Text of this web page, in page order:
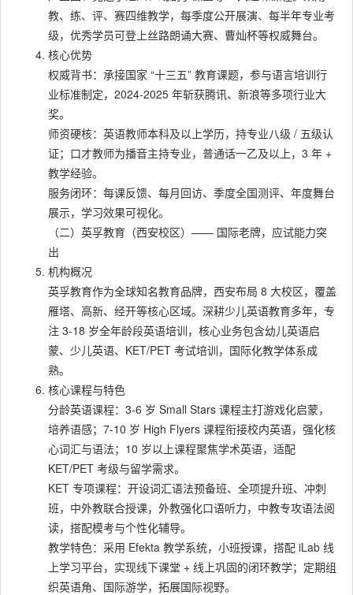
教、练、评、赛四维教学，每季度公开展演、每半年专业考
级，优秀学员可登上丝路朗诵大赛、曹灿杯等权威舞台。
核心优势
权威背书：承接国家 “十三五” 教育课题，参与语言培训行
业标准制定，2024-2025 年斩获腾讯、新浪等多项行业大
奖。
师资硬核：英语教师本科及以上学历，持专业八级 / 五级认
证；口才教师为播音主持专业，普通话一乙及以上，3 年 +
教学经验。
服务闭环：每课反馈、每月回访、季度全国测评、年度舞台
展示，学习效果可视化。
（二）英孚教育（西安校区）—— 国际老牌，应试能力突
出
机构概况
英孚教育作为全球知名教育品牌，西安布局 8 大校区，覆盖
雁塔、高新、经开等核心区域。深耕少儿英语教育多年，专
注 3-18 岁全年龄段英语培训，核心业务包含幼儿英语启
蒙、少儿英语、KET/PET 考试培训，国际化教学体系成
熟。
核心课程与特色
分龄英语课程：3-6 岁 Small Stars 课程主打游戏化启蒙，
培养语感；7-10 岁 High Flyers 课程衔接校内英语，强化核
心词汇与语法；10 岁以上课程聚焦学术英语，适配
KET/PET 考级与留学需求。
KET 专项课程：开设词汇语法预备班、全项提升班、冲刺
班，中外教联合授课，外教强化口语听力，中教专攻语法阅
读，搭配模考与个性化辅导。
教学特色：采用 Efekta 教学系统，小班授课，搭配 iLab 线
上学习平台，实现线下课堂 + 线上巩固的闭环教学；定期组
织英语角、国际游学，拓展国际视野。